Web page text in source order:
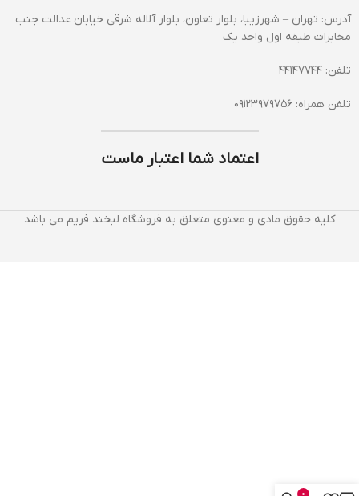
آدرس: تهران – شهرزیبا، بلوار تعاون، بلوار آلاله شرقی خیابان عدالت جنب
مخابرات طبقه اول واحد یک
تلفن: 44147744
تلفن همراه: 09123979756
اعتماد شما اعتبار ماست
کلیه حقوق مادی و معنوی متعلق به فروشگاه لبخند فریم می باشد
0